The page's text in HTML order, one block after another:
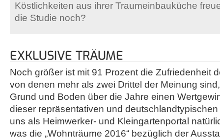
Köstlichkeiten aus ihrer Traumeinbauküche
die Studie noch?
EXKLUSIVE TRÄUME
Noch größer ist mit 91 Prozent die Zufriedenheit
von denen mehr als zwei Drittel der Meinung
Grund und Boden über die Jahre einen
dieser repräsentativen und
uns als Heimwerker- und Kleingartenportal
was die „Wohnträume 2016“ bezüglich der